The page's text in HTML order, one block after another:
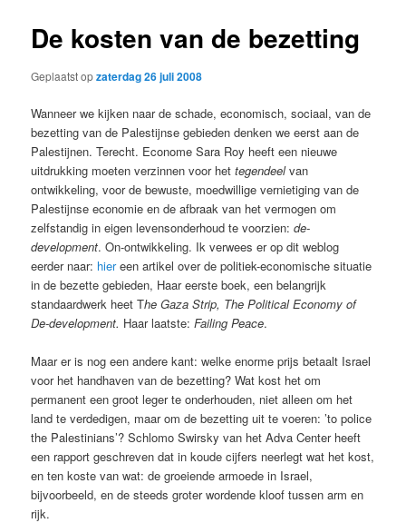
De kosten van de bezetting
Geplaatst opzaterdag 26 juli 2008
Wanneer we kijken naar de schade, economisch, sociaal, van de
bezetting van de Palestijnse gebieden denken we eerst aan de
Palestijnen. Terecht. Econome Sara Roy heeft een nieuwe
uitdrukking moeten verzinnen voor hettegendeelvan
ontwikkeling, voor de bewuste, moedwillige vernietiging van de
Palestijnse economie en de afbraak van het vermogen om
zelfstandig in eigen levensonderhoud te voorzien:de-
development. On-ontwikkeling. Ik verwees er op dit weblog
eerder naar: hiereen artikel over de politiek-economische situatie
in de bezette gebieden, Haar eerste boek, een belangrijk
standaardwerk heet The Gaza Strip, The Political Economy of
De-development. Haar laatste:Failing Peace.
Maar er is nog een andere kant: welke enorme prijs betaalt Israel
voor het handhaven van de bezetting? Wat kost het om
permanent een groot leger te onderhouden, niet alleen om het
land te verdedigen, maar om de bezetting uit te voeren: ’to police
the Palestinians’? Schlomo Swirsky van het Adva Center heeft
een rapport geschreven dat in koude cijfers neerlegt wat het kost,
en ten koste van wat: de groeiende armoede in Israel,
bijvoorbeeld, en de steeds groter wordende kloof tussen arm en
rijk.